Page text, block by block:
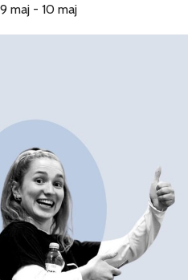
9 maj - 10 maj